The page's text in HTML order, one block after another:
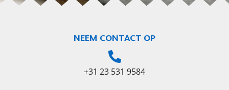
NEEM CONTACT OP
+31 23 531 9584